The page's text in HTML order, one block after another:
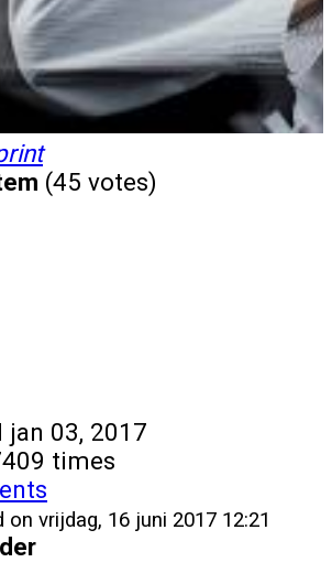
(45 votes)
jan 03, 2017
times
on vrijdag, 16 juni 2017 12:21